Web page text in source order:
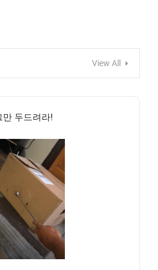
View All
만 두드려라!